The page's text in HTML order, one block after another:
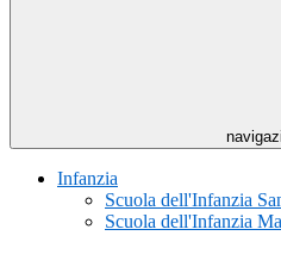
Infanzia
Scuola dell'Infanzia
Scuola dell'Infanzia